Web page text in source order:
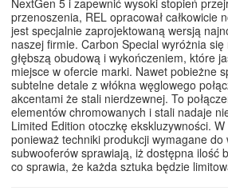
NextGen 5 i zapewnić wysoki stopień
przenoszenia, REL opracował całkowicie
jest specjalnie zaprojektowaną wersją
naszej firmie. Carbon Special wyróżnia
głębszą obudową i wykończeniem, które
miejsce w ofercie marki. Nawet pobieżne
subtelne detale z włókna węglowego
akcentami że stali nierdzewnej. To
elementów chromowanych i stali nadaje
Limited Edition otoczkę ekskluzywności.
ponieważ techniki produkcji wymagane
subwooferów sprawiają, iż dostępna ilość
co sprawia, że każda sztuka będzie